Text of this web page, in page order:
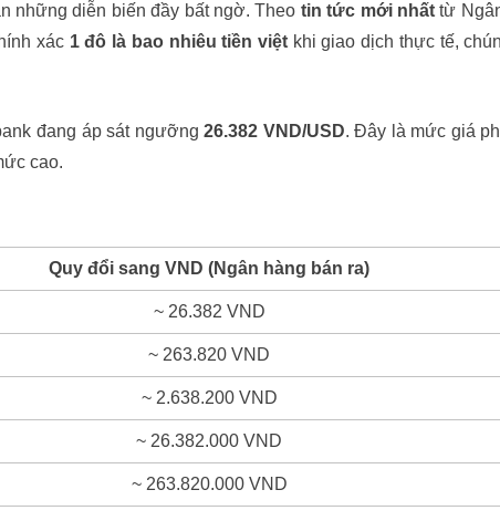
những diễn biến đầy bất ngờ. Theo tin tức mới nhất từ
xác 1 đô là bao nhiêu tiền việtkhi giao dịch thực tế,
đang áp sát ngưỡng26.382 VND/USD. Đây là mức giá
cao.
Quy đổi sang VND (Ngân hàng bán ra)
~ 26.382 VND
~ 263.820 VND
~ 2.638.200 VND
~ 26.382.000 VND
~ 263.820.000 VND